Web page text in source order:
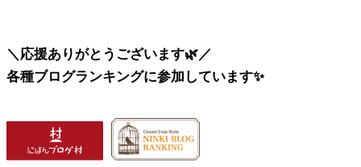
＼応援ありがとうございます🌿／
各種ブログランキングに参加しています✨